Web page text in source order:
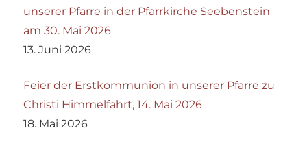
unserer Pfarre in der Pfarrkirche Seebenstein
am 30. Mai 2026
13. Juni 2026
Feier der Erstkommunion in unserer Pfarre zu
Christi Himmelfahrt, 14. Mai 2026
18. Mai 2026